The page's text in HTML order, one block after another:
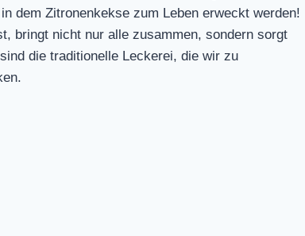
dem Zitronenkekse zum Leben erweckt werden!
bringt nicht nur alle zusammen, sondern sorgt
die traditionelle Leckerei, die wir zu